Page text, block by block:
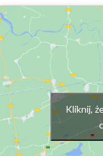
Kliknij,